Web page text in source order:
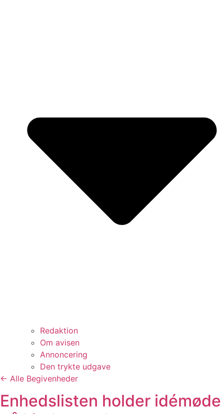
Redaktion
Om avisen
Annoncering
Den trykte udgave
← Alle Begivenheder
Enhedslisten holder idémøde